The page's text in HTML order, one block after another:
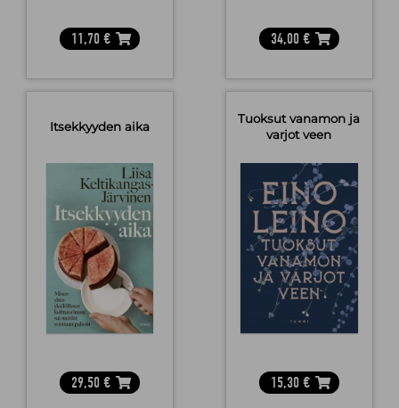
€
11,70 €
34,00
Itsekkyyden aika
€
29,50
Tuoksut vanamon ja
varjot veen
€
15,30